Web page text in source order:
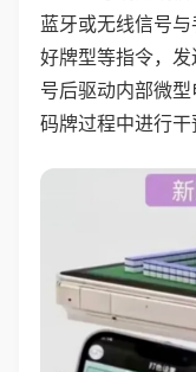
蓝牙或无线信号
好牌型等指令，
号后驱动内部微型
码牌过程中进行干